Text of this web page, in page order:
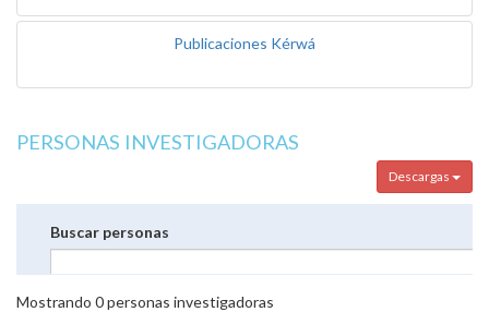
Publicaciones Kérwá
PERSONAS INVESTIGADORAS
Descargas
Buscar personas
Mostrando 0personas investigadoras